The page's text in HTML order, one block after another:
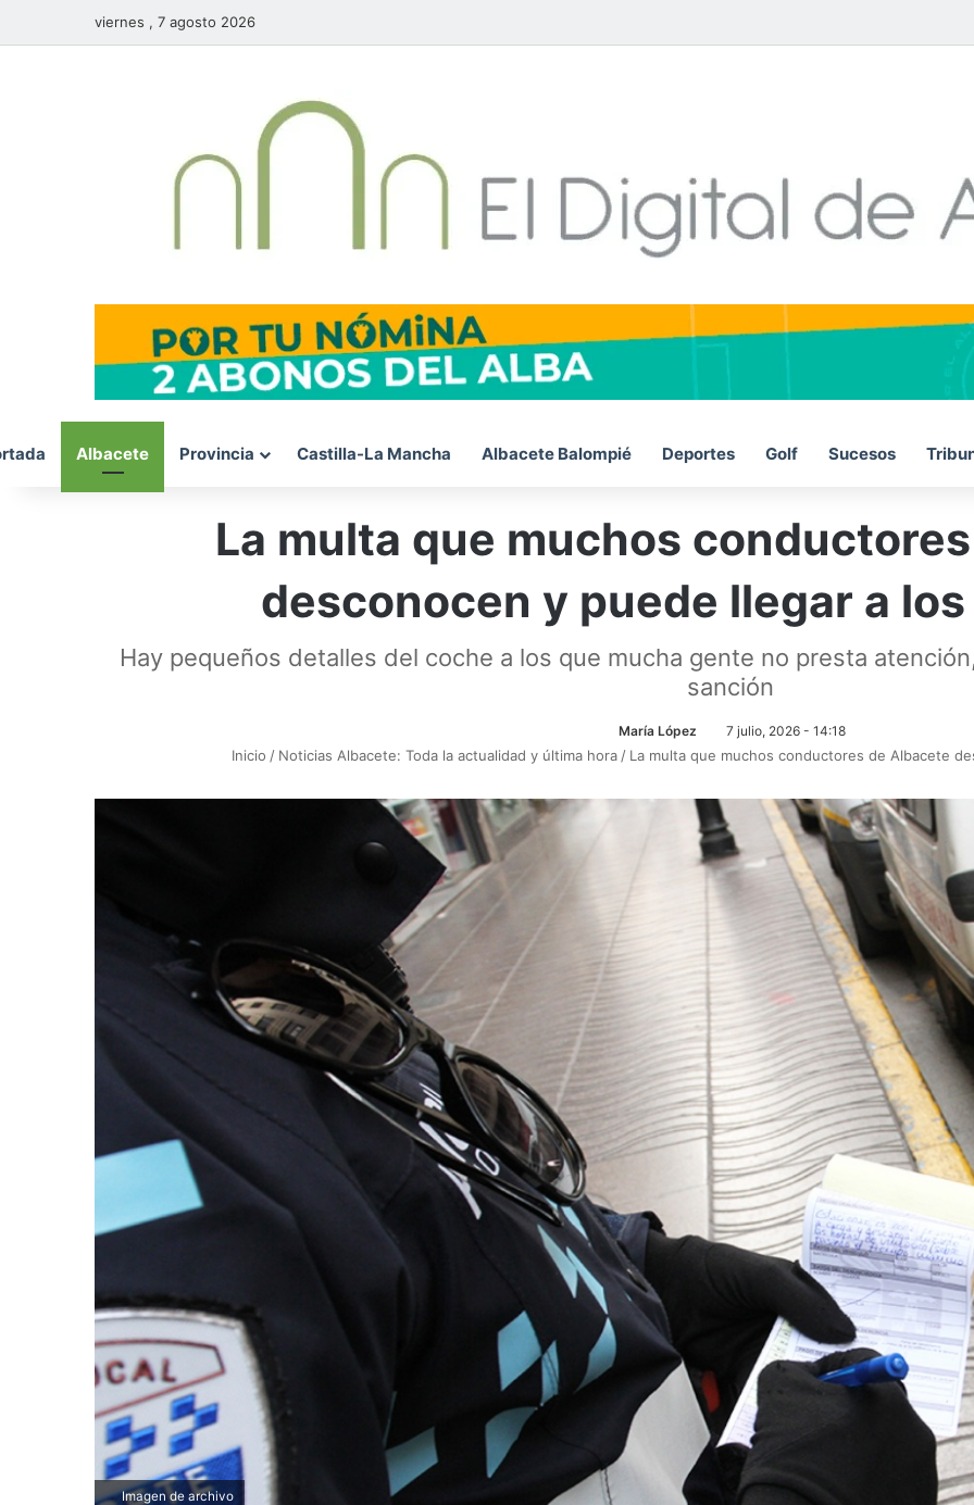
viernes , 7 agosto 2026
Albacete Provincia Castilla-La Mancha Albacete Balompié Deportes Golf Sucesos
La multa que muchos
desconocen y puede llegar a
Hay pequeños detalles del coche a los que mucha gente no presta
sanción
María López 7 julio, 2026 - 14:18
Inicio / Noticias Albacete: Toda la actualidad y última hora / La multa que muchos conductores de Albacete
Imagen de archivo